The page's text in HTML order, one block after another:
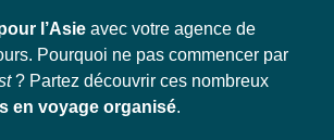
l’Asie avec votre agence de
Pourquoi ne pas commencer par
? Partez découvrir ces nombreux
en voyage organisé.